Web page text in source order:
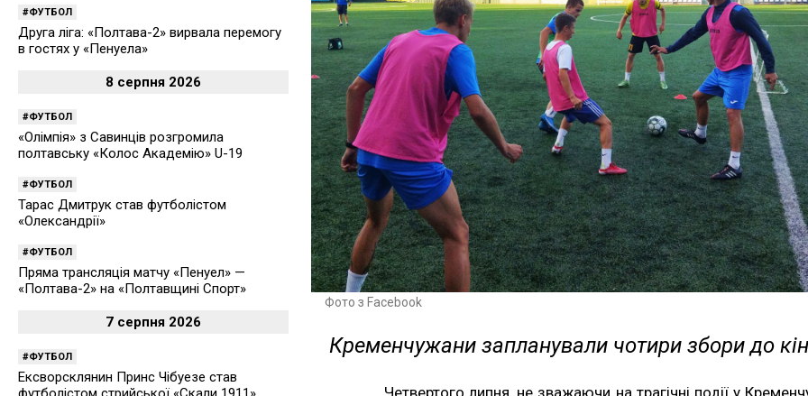
Фото з Facebook
Кременчужани запланували чотири збори до
ФУТБОЛ
Друга ліга: «Полтава-2» вирвала перемогу
в гостях у «Пенуела»
8 серпня 2026
ФУТБОЛ
«Олімпія» з Савинців розгромила
полтавську «Колос Академію» U-19
ФУТБОЛ
Тарас Дмитрук став футболістом
«Олександрії»
ФУТБОЛ
Пряма трансляція матчу «Пенуел» —
«Полтава-2» на «Полтавщині Спорт»
7 серпня 2026
ФУТБОЛ
Ексворсклянин Принс Чібуезе став